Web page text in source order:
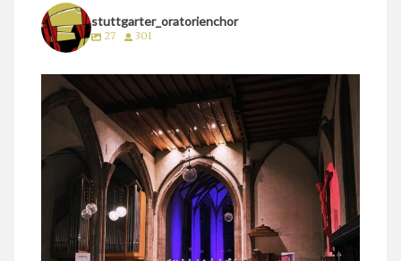
stuttgarter_oratorienchor
27 301
stuttgarter_oratorienchor
März 24